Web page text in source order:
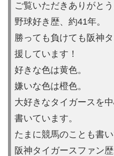
ご覧いただきありがとう
野球好き歴、約41年。
勝っても負けても阪神
援しています！
好きな色は黄色。
嫌いな色は橙色。
大好きなタイガースを
書いています。
たまに競馬のことも書
阪神タイガースファン歴